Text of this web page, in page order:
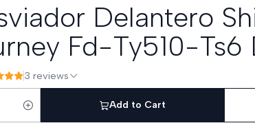
Delantero
Fd-Ty510-Ts6
3 reviews
Add to Cart